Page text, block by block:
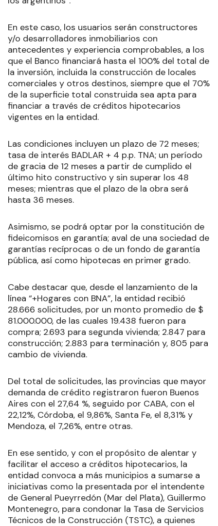
En este caso, los usuarios serán constructores
y/o desarrolladores inmobiliarios con
antecedentes y experiencia comprobables, a los
que el Banco financiará hasta el 100% del total de
la inversión, incluida la construcción de locales
comerciales y otros destinos, siempre que el 70%
de la superficie total construida sea apta para
financiar a través de créditos hipotecarios
vigentes en la entidad.
Las condiciones incluyen un plazo de 72 meses;
tasa de interés BADLAR + 4 p.p. TNA; un período
de gracia de 12 meses a partir de cumplido el
último hito constructivo y sin superar los 48
meses; mientras que el plazo de la obra será
hasta 36 meses.
Asimismo, se podrá optar por la constitución de
fideicomisos en garantía; aval de una sociedad de
garantías recíprocas o de un fondo de garantía
pública, así como hipotecas en primer grado.
Cabe destacar que, desde el lanzamiento de la
línea “+Hogares con BNA”, la entidad recibió
28.666 solicitudes, por un monto promedio de $
81.000.000, de las cuales 19.438 fueron para
compra; 2.693 para segunda vivienda; 2.847 para
construcción; 2.883 para terminación y, 805 para
cambio de vivienda.
Del total de solicitudes, las provincias que mayor
demanda de crédito registraron fueron Buenos
Aires con el 27,64 %, seguido por CABA, con el
22,12%, Córdoba, el 9,86%, Santa Fe, el 8,31% y
Mendoza, el 7,26%, entre otras.
En ese sentido, y con el propósito de alentar y
facilitar el acceso a créditos hipotecarios, la
entidad convoca a más municipios a sumarse a
iniciativas como la presentada por el intendente
de General Pueyrredón (Mar del Plata), Guillermo
Montenegro, para condonar la Tasa de Servicios
Técnicos de la Construcción (TSTC), a quienes